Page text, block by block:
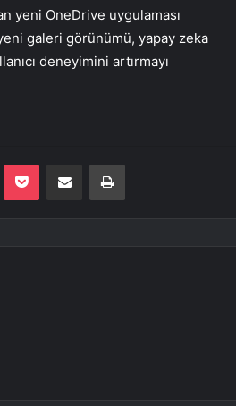
yeni OneDrive uygulaması
galeri görünümü, yapay zeka
deneyimini artırmayı
Pocket E-Posta ile paylaş Yazdır